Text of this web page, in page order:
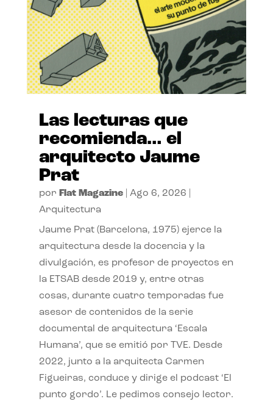
Las lecturas que
recomienda… el
arquitecto Jaume
Prat
por Flat Magazine| Ago 6, 2026
Arquitectura
Jaume Prat (Barcelona, 1975) ejerce la
arquitectura desde la docencia y la
divulgación, es profesor de proyectos en
la ETSAB desde 2019 y, entre otras
cosas, durante cuatro temporadas fue
asesor de contenidos de la serie
documental de arquitectura ‘Escala
Humana’, que se emitió por TVE. Desde
2022, junto a la arquitecta Carmen
Figueiras, conduce y dirige el podcast ‘El
punto gordo’. Le pedimos consejo lector.